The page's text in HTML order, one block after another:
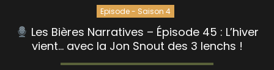
Episode - Saison 4
Les Bières Narratives – Épisode 45 : L’hiver
vient… avec la Jon Snout des 3 Ienchs !